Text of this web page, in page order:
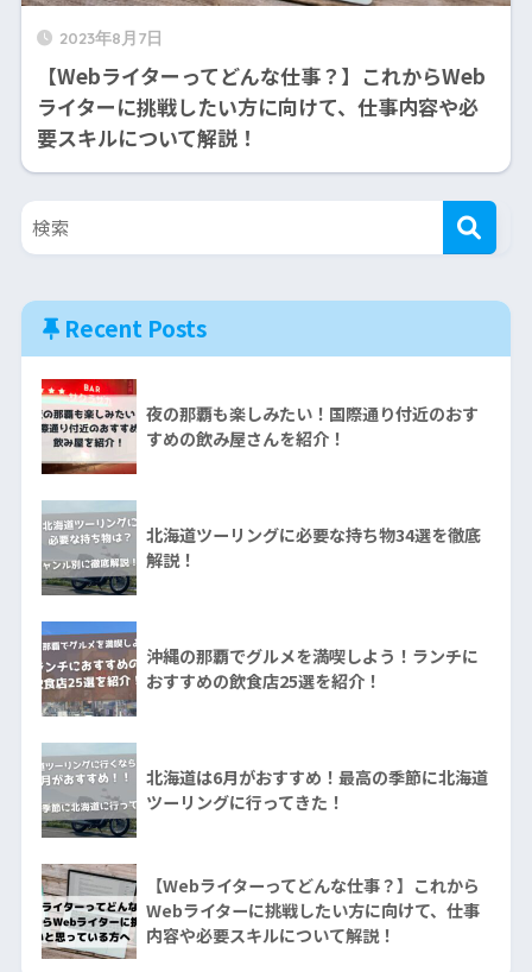
2023年8月7日
【Webライターってどんな仕事？】これからWeb
ライターに挑戦したい方に向けて、仕事内容や必
要スキルについて解説！
Recent Posts
夜の那覇も楽しみたい！国際通り付近のおす
すめの飲み屋さんを紹介！
北海道ツーリングに必要な持ち物34選を徹底
解説！
沖縄の那覇でグルメを満喫しよう！ランチに
おすすめの飲食店25選を紹介！
北海道は6月がおすすめ！最高の季節に北海道
ツーリングに行ってきた！
【Webライターってどんな仕事？】これから
Webライターに挑戦したい方に向けて、仕事
内容や必要スキルについて解説！